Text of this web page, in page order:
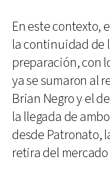
En este contexto,
la continuidad de
preparación, con
ya se sumaron al
Brian Negro y el
la llegada de
desde Patronato,
retira del mercado